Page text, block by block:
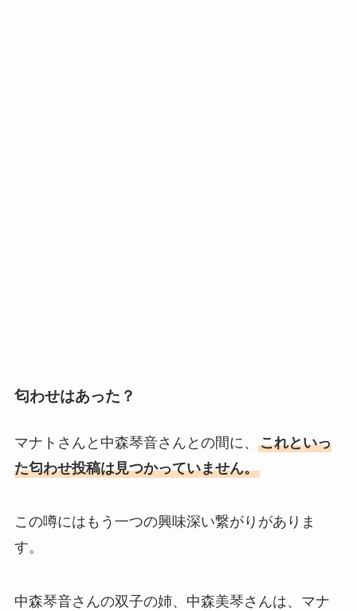
匂わせはあった？
マナトさんと中森琴音さんとの間に、 これといっ
た匂わせ投稿は見つかっていません。
この噂にはもう一つの興味深い繋がりがありま
す。
中森琴音さんの双子の姉、中森美琴さんは、マナ